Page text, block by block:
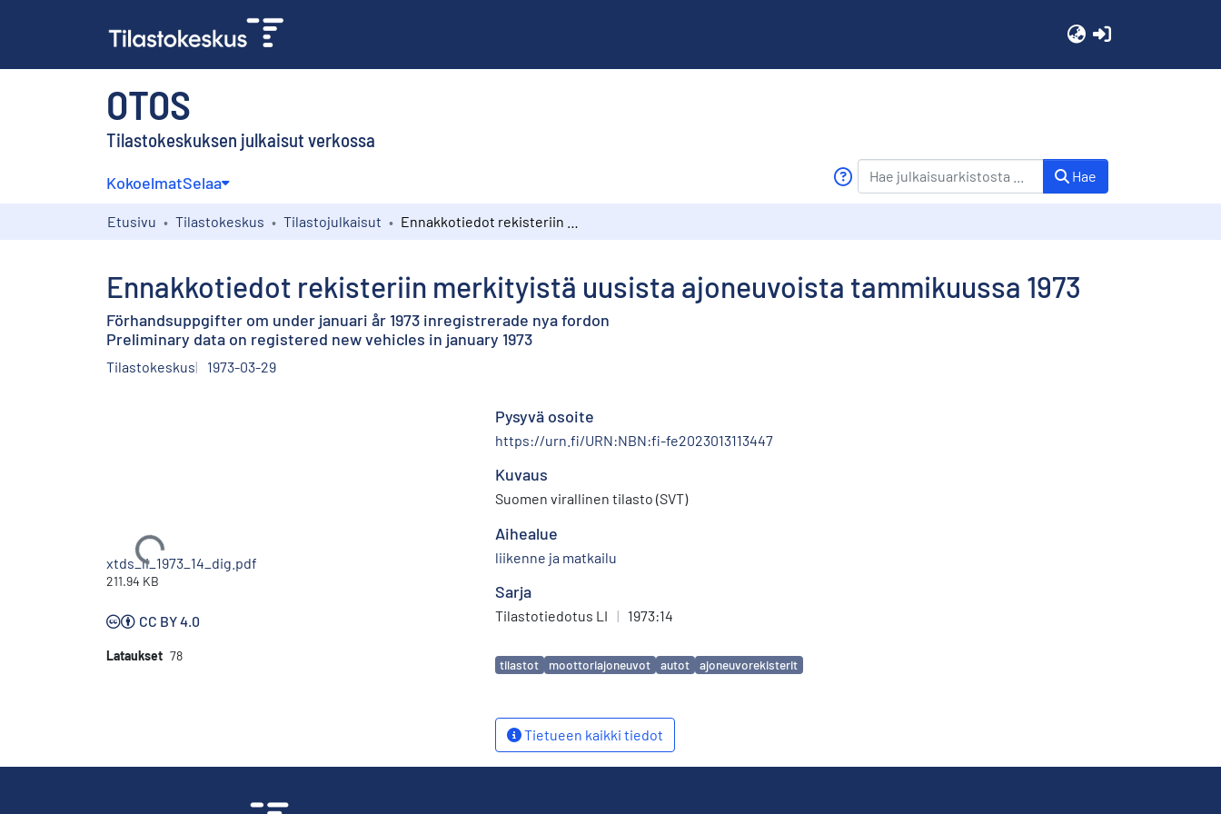
OTOS
Tilastokeskuksen julkaisut verkossa
KokoelmatSelaa Hae
Etusivu Tilastokeskus Tilastojulkaisut
Ennakkotiedot rekisteriin merkityistä uusista ajoneuvoista tammikuussa 1973
Förhandsuppgifter om under januari år 1973 inregistrerade nya fordon
Preliminary data on registered new vehicles in january 1973
Tilastokeskus 1973-03-29
Ladataan...
xtds_li_1973_14_dig.pdf
211.94 KB
CC BY 4.0
Lataukset 78
Pysyvä osoite
https://urn.fi/URN:NBN:fi-fe2023013113447
Kuvaus
Suomen virallinen tilasto (SVT)
Aihealue
liikenne ja matkailu
Sarja
Tilastotiedotus LI | 1973:14
Avainsanat
tilastot moottoriajoneuvot autot ajoneuvorekisterit
Tietueen kaikki tiedot